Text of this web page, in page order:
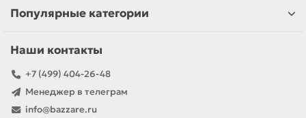
Популярные категории
Наши контакты
+7 (499) 404-26-48
Менеджер в телеграм
info@bazzare.ru